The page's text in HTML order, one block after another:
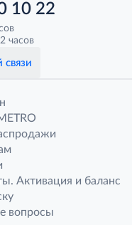
10 22
часов
Активация и баланс
вопросы